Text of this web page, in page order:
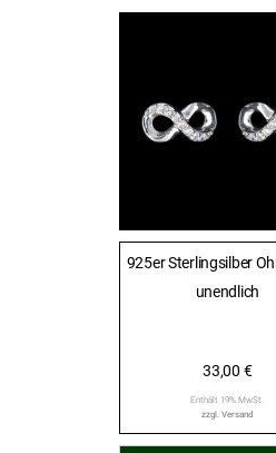
925er Sterlingsilber
unendlich
33,00 €
Enthält 19% MwSt.
zzgl. Versand